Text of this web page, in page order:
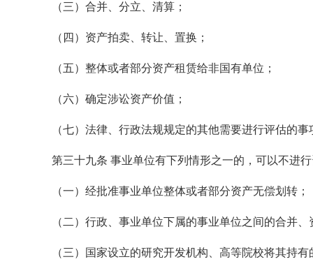
（三）合并、分立、清算；
（四）资产拍卖、转让、置换；
（五）整体或者部分资产租赁给非国有单位；
（六）确定涉讼资产价值；
（七）法律、行政法规规定的其他需要进行评估的事
第三十九条 事业单位有下列情形之一的，可以不进行
（一）经批准事业单位整体或者部分资产无偿划转；
（二）行政、事业单位下属的事业单位之间的合并、
（三）国家设立的研究开发机构、高等院校将其持有